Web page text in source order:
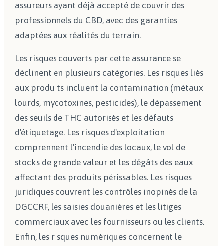
assureurs ayant déjà accepté de couvrir des
professionnels du CBD, avec des garanties
adaptées aux réalités du terrain.
Les risques couverts par cette assurance se
déclinent en plusieurs catégories. Les risques liés
aux produits incluent la contamination (métaux
lourds, mycotoxines, pesticides), le dépassement
des seuils de THC autorisés et les défauts
d'étiquetage. Les risques d'exploitation
comprennent l'incendie des locaux, le vol de
stocks de grande valeur et les dégâts des eaux
affectant des produits périssables. Les risques
juridiques couvrent les contrôles inopinés de la
DGCCRF, les saisies douanières et les litiges
commerciaux avec les fournisseurs ou les clients.
Enfin, les risques numériques concernent le